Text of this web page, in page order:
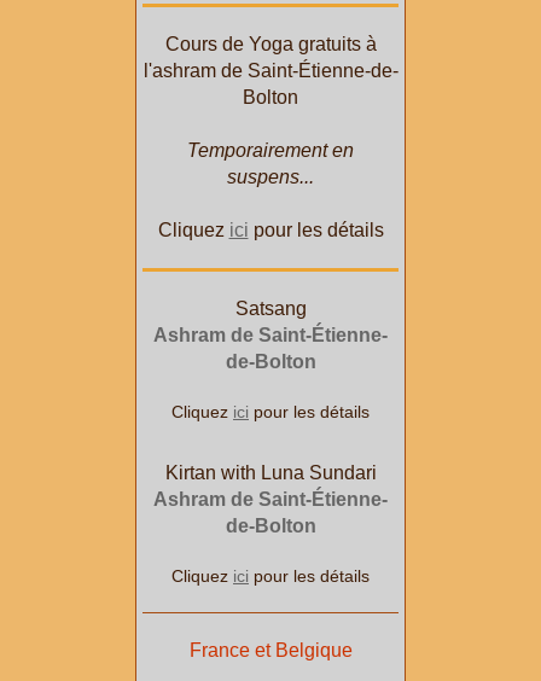
Cours de Yoga gratuits à
l'ashram de Saint-Étienne-de-
Bolton
Temporairement en
suspens...
Cliquez ici pour les détails
Satsang
Ashram de Saint-Étienne-
de-Bolton
Cliquez ici pour les détails
Kirtan with Luna Sundari
Ashram de Saint-Étienne-
de-Bolton
Cliquez ici pour les détails
France et Belgique